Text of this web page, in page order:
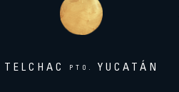
TELCHAC PTO. YUCATÁN